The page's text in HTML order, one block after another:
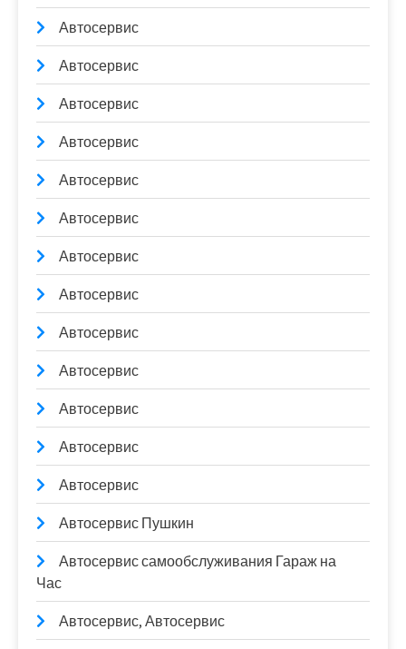
Автосервис
Автосервис
Автосервис
Автосервис
Автосервис
Автосервис
Автосервис
Автосервис
Автосервис
Автосервис
Автосервис
Автосервис
Автосервис
Автосервис Пушкин
Автосервис самообслуживания Гараж на
Час
Автосервис, Автосервис